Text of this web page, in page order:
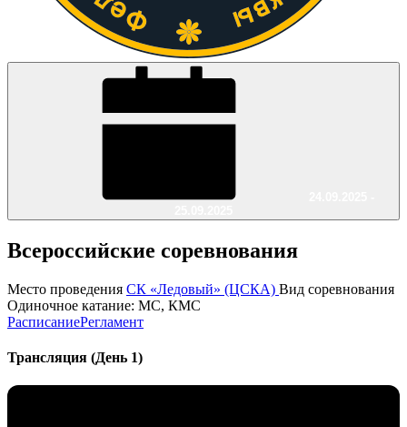
Всероссийские соревнования
Место проведения СК «Ледовый» (ЦСКА) Вид соревнования
Одиночное катание: МС, КМС
РасписаниеРегламент
Трансляция (День 1)